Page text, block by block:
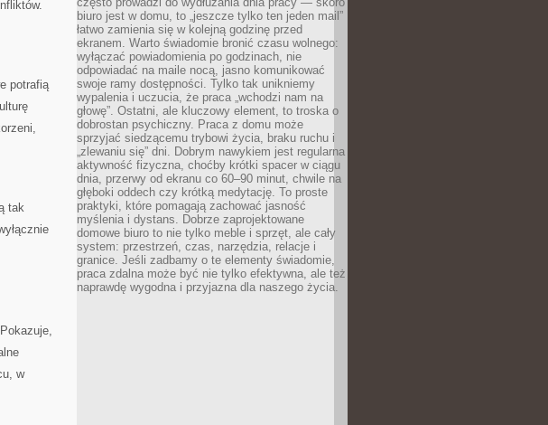
potrafią
tak
w
biuro jest w domu, to „jeszcze tylko ten jeden mail”
łatwo zamienia się w kolejną godzinę przed
ekranem. Warto świadomie bronić czasu wolnego:
wyłączać powiadomienia po godzinach, nie
odpowiadać na maile nocą, jasno komunikować
swoje ramy dostępności. Tylko tak unikniemy
wypalenia i uczucia, że praca „wchodzi nam na
głowę”. Ostatni, ale kluczowy element, to troska o
dobrostan psychiczny. Praca z domu może
sprzyjać siedzącemu trybowi życia, braku ruchu i
„zlewaniu się” dni. Dobrym nawykiem jest regularna
aktywność fizyczna, choćby krótki spacer w ciągu
dnia, przerwy od ekranu co 60–90 minut, chwile na
głęboki oddech czy krótką medytację. To proste
praktyki, które pomagają zachować jasność
myślenia i dystans. Dobrze zaprojektowane
domowe biuro to nie tylko meble i sprzęt, ale cały
system: przestrzeń, czas, narzędzia, relacje i
granice. Jeśli zadbamy o te elementy świadomie,
praca zdalna może być nie tylko efektywna, ale też
naprawdę wygodna i przyjazna dla naszego życia.